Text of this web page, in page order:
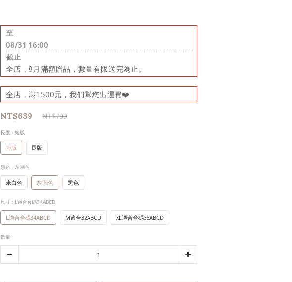
至
08/31 16:00
截止
全店，8月滿額贈品，數量有限送完為止。
全店，滿1500元，我們幫您出運費❤️
NT$639 NT$799
長度 : 短版
短版 長版
顏色 : 灰潮色
米白色 灰潮色 黑色
尺寸 : L適合台碼34ABCD
L適合台碼34ABCD M適合32ABCD XL適合台碼36ABCD
數量